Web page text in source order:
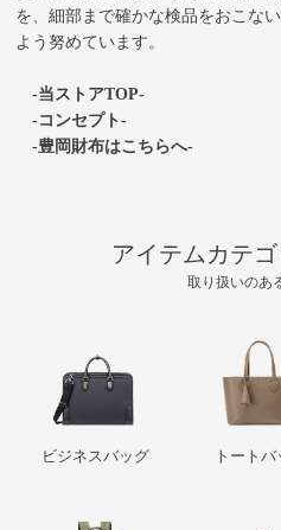
を、細部まで確かな検品をおこな
よう努めています。
-当ストアTOP-
-コンセプト-
-豊岡財布はこちらへ-
アイテムカテ
取り扱いのあ
ビジネスバッグ トート